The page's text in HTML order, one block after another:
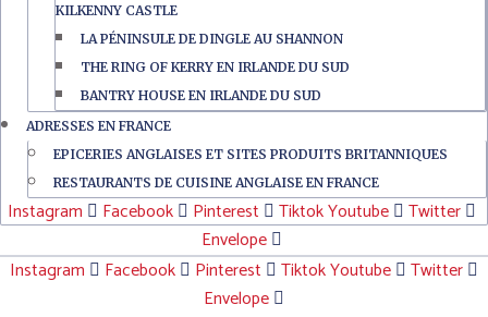
KILKENNY CASTLE
LA PÉNINSULE DE DINGLE AU SHANNON
THE RING OF KERRY EN IRLANDE DU SUD
BANTRY HOUSE EN IRLANDE DU SUD
ADRESSES EN FRANCE
EPICERIES ANGLAISES ET SITES PRODUITS BRITANNIQUES
RESTAURANTS DE CUISINE ANGLAISE EN FRANCE
Instagram Facebook Pinterest TiktokYoutube
Twitter
Envelope
Instagram
Facebook Pinterest TiktokYoutube
Twitter
Envelope